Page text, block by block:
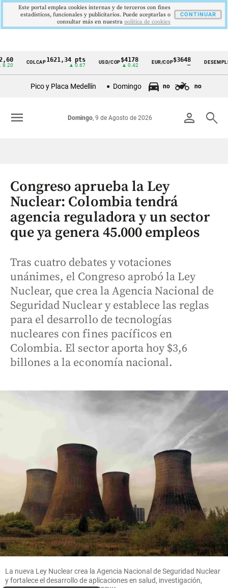
Cintillo
Colombia
COLCAP1621,34 pts USD/COP$4178
▲ 0.42
EUR/COP$3648
—
DESEMPLEO9,9
▼
Pico y Placa Medellín Domingo no no
person search
Domingo, 9 de Agosto de 2026
menu
Congreso aprueba la Ley
Nuclear: Colombia tendrá
agencia reguladora y un sector
que ya genera 45.000 empleos
Tras cuatro debates y votaciones
unánimes, el Congreso aprobó la Ley
Nuclear, que crea la Agencia Nacional de
Seguridad Nuclear y establece las reglas
para el desarrollo de tecnologías
nucleares con fines pacíficos en
Colombia. El sector aporta hoy $3,6
billones a la economía nacional.
La nueva Ley Nuclear crea la Agencia Nacional de Seguridad Nuclear
y fortalece el desarrollo de aplicaciones en salud, investigación,
Este portal emplea cookies internas y de terceros con fines
estadísticos, funcionales y publicitarios. Puede aceptarlas o
consultar más en nuestra politica de cookies
CONTINUAR